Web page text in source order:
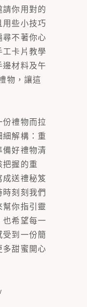
你用對的
用些小技巧
尋不著你心
工卡片教學
邊材料及午
物，讓這
禮物而拉
解構：重
備好禮物清
把握的重
成送禮秘笈
刻刻我們
你指引靈
也希望每一
受到一份簡
多甜蜜開心